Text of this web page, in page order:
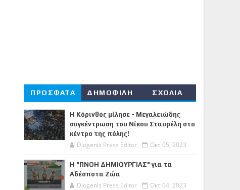
ΠΡΟΣΦΑΤΑ ΔΗΜΟΦΙΛΗ ΣΧΟΛΙΑ
Η Κόρινθος μίλησε - Μεγαλειώδης
συγκέντρωση του Νίκου Σταυρέλη στο
κέντρο της πόλης!
Diogenis Press Editor Οκτ 05, 2023
Η "ΠΝΟΗ ΔΗΜΙΟΥΡΓΙΑΣ" για τα
Αδέσποτα Ζώα
Diogenis Press Editor Οκτ 04, 2023